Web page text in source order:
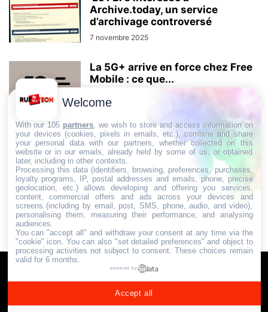
Archive.today, un service
d’archivage controversé
7 novembre 2025
La 5G+ arrive en force chez Free
Mobile : ce que...
AUCUN COMMENTAIRE
LAISSER UN COMMENTAIRE
CONNECTER POUR LAISSER UN COMMENTAIRE
Communauté & Discussions Contactez-nous / Contribuez
Mentions légales
Welcome
With our 105 partners , we wish to store and access information on
your devices (cookies, pixels in emails, etc.), combine and share
your personal data with our partners, whether collected on this
website or in our emails, already held by some of us, or obtained
later, including in other contexts.
Processing this data (identifiers, browsing, preferences, purchases,
loyalty programs, IP, postal addresses and emails, phone, precise
geolocation, etc.) allows developing and offering you services,
content, commercial offers and ads across your devices and
screens (including by email, post, SMS, phone, audio, and video),
personalising them, measuring their performance, and analysing
audiences.
You can "accept all" and withdraw your consent at any time via the
"cookie" icon . You can also "set detailed preferences" and object to
processing activities not subject to consent. These choices remain
valid for 6 months.
powered by
Accept all